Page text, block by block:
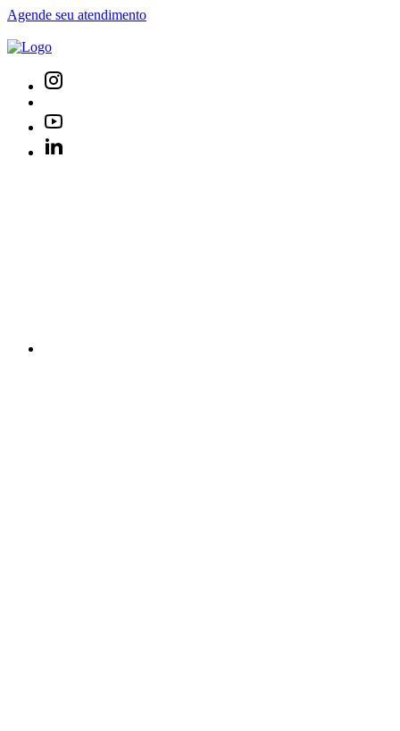
Agende seu atendimento